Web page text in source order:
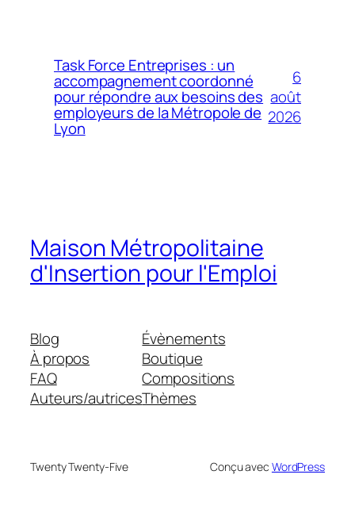
Task Force Entreprises : un
accompagnement coordonné
pour répondre aux besoins des
employeurs de la Métropole de
Lyon
6
août
2026
Maison Métropolitaine
d'Insertion pour l'Emploi
Blog
À propos
FAQ
Auteurs/autrices
Évènements
Boutique
Compositions
Thèmes
Twenty Twenty-Five Conçu avec WordPress